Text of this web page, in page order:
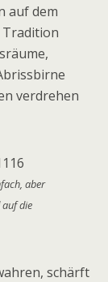
auf dem
verdrehen
aber
die
schärft